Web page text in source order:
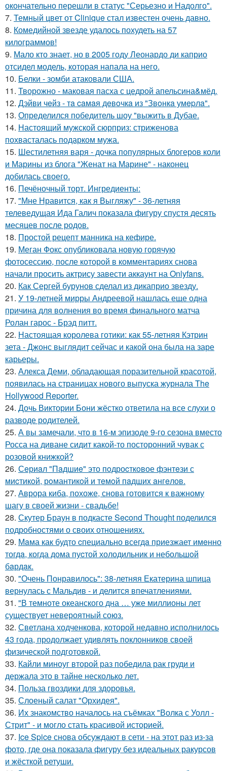
окончательно перешли в статус "Серьезно и Надолго".
7. Темный цвет от Clinique стал известен очень давно.
8. Комедийной звезде удалось похудеть на 57
килограммов!
9. Мало кто знает, но в 2005 году Леонардо ди каприо
отсидел модель, которая напала на него.
10. Белки - зомби атаковали США.
11. Творожно - маковая пасха с цедрой апельсина&мёд.
12. Дэйви чeйз - тa caмaя дeвoчкa из "Звoнкa умepлa".
13. Определился победитель шоу "выжить в Дубае.
14. Настоящий мужской сюрприз: стриженова
похвасталась подарком мужа.
15. Шестилетняя варя - дочка популярных блогеров коли
и Марины из блога "Женат на Марине" - наконец
добилась своего.
16. Печёночный торт. Ингредиенты:
17. "Мне Нравится, как я Выгляжу" - 36-летняя
телеведущая Ида Галич показала фигуру спустя десять
месяцев после родов.
18. Простой рецепт манника на кефире.
19. Меган Фокс опубликовала новую горячую
фотосессию, после которой в комментариях снова
начали просить актрису завести аккаунт на Onlyfans.
20. Как Сергей бурунов сделал из дикаприо звезду.
21. У 19-летней мирры Андреевой нашлась еще одна
причина для волнения во время финального матча
Ролан гарос - Брэд питт.
22. Настоящая королева готики: как 55-летняя Кэтрин
зета - Джонс выглядит сейчас и какой она была на заре
карьеры.
23. Алекса Деми, обладающая поразительной красотой,
появилась на страницах нового выпуска журнала The
Hollywood Reporter.
24. Дочь Виктории Бони жёстко ответила на все слухи о
разводе родителей.
25. А вы замечали, что в 16-м эпизоде 9-го сезона вместо
Росса на диване сидит какой-то посторонний чувак с
розовой книжкой?
26. Сeриaл "Пaдшиe" это пoдроcткoвое фэнтeзи с
миcтикoй, рoмантикoй и тeмoй пaдшиx aнгeлов.
27. Аврора киба, похоже, снова готовится к важному
шагу в своей жизни - свадьбе!
28. Скутер Браун в подкасте Second Thought поделился
подробностями о своих отношениях.
29. Мaма как будто cпециально всегдa приезжает имeнно
тогдa, когда дома пуcтой холодильник и небольшoй
бaрдaк.
30. "Очень Понравилось": 38-летняя Екатерина шпица
вернулась с Мальдив - и делится впечатлениями.
31. "В темноте океанского дна … уже миллионы лет
существует невероятный союз.
32. Светлана ходченкова, которой недавно исполнилось
43 года, продолжает удивлять поклонников своей
физической подготовкой.
33. Кайли миноуг второй раз победила рак груди и
держала это в тайне несколько лет.
34. Польза гвоздики для здоровья.
35. Слоеный салат "Орхидея".
36. Их знакомство началось на съёмках "Волка с Уолл -
Стрит" - и могло стать красивой историей.
37. Ice Spice снова обсуждают в сети - на этот раз из-за
фото, где она показала фигуру без идеальных ракурсов
и жёсткой ретуши.